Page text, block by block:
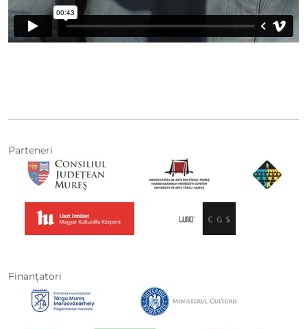
Parteneri
Finanţatori